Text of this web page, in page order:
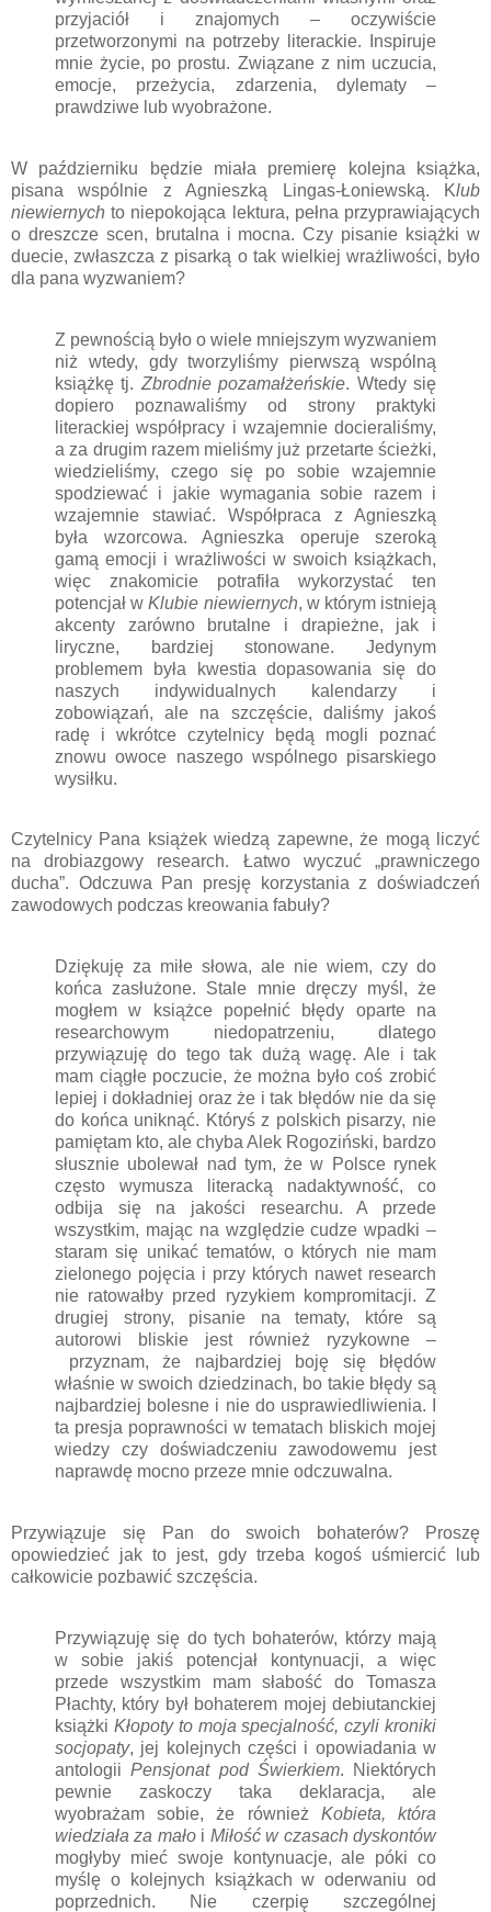
przyjaciół i znajomych – oczywiście
przetworzonymi na potrzeby literackie. Inspiruje
mnie życie, po prostu. Związane z nim uczucia,
emocje, przeżycia, zdarzenia, dylematy –
prawdziwe lub wyobrażone.
W październiku będzie miała premierę kolejna książka,
pisana wspólnie z Agnieszką Lingas-Łoniewską. Klub
niewiernych to niepokojąca lektura, pełna przyprawiających
o dreszcze scen, brutalna i mocna. Czy pisanie książki w
duecie, zwłaszcza z pisarką o tak wielkiej wrażliwości, było
dla pana wyzwaniem?
Z pewnością było o wiele mniejszym wyzwaniem
niż wtedy, gdy tworzyliśmy pierwszą wspólną
książkę tj. Zbrodnie pozamałżeńskie. Wtedy się
dopiero poznawaliśmy od strony praktyki
literackiej współpracy i wzajemnie docieraliśmy,
a za drugim razem mieliśmy już przetarte ścieżki,
wiedzieliśmy, czego się po sobie wzajemnie
spodziewać i jakie wymagania sobie razem i
wzajemnie stawiać. Współpraca z Agnieszką
była wzorcowa. Agnieszka operuje szeroką
gamą emocji i wrażliwości w swoich książkach,
więc znakomicie potrafiła wykorzystać ten
potencjał w Klubie niewiernych, w którym istnieją
akcenty zarówno brutalne i drapieżne, jak i
liryczne, bardziej stonowane. Jedynym
problemem była kwestia dopasowania się do
naszych indywidualnych kalendarzy i
zobowiązań, ale na szczęście, daliśmy jakoś
radę i wkrótce czytelnicy będą mogli poznać
znowu owoce naszego wspólnego pisarskiego
wysiłku.
Czytelnicy Pana książek wiedzą zapewne, że mogą liczyć
na drobiazgowy research. Łatwo wyczuć „prawniczego
ducha”. Odczuwa Pan presję korzystania z doświadczeń
zawodowych podczas kreowania fabuły?
Dziękuję za miłe słowa, ale nie wiem, czy do
końca zasłużone. Stale mnie dręczy myśl, że
mogłem w książce popełnić błędy oparte na
researchowym niedopatrzeniu, dlatego
przywiązuję do tego tak dużą wagę. Ale i tak
mam ciągłe poczucie, że można było coś zrobić
lepiej i dokładniej oraz że i tak błędów nie da się
do końca uniknąć. Któryś z polskich pisarzy, nie
pamiętam kto, ale chyba Alek Rogoziński, bardzo
słusznie ubolewał nad tym, że w Polsce rynek
często wymusza literacką nadaktywność, co
odbija się na jakości researchu. A przede
wszystkim, mając na względzie cudze wpadki –
staram się unikać tematów, o których nie mam
zielonego pojęcia i przy których nawet research
nie ratowałby przed ryzykiem kompromitacji. Z
drugiej strony, pisanie na tematy, które są
autorowi bliskie jest również ryzykowne –
przyznam, że najbardziej boję się błędów
właśnie w swoich dziedzinach, bo takie błędy są
najbardziej bolesne i nie do usprawiedliwienia. I
ta presja poprawności w tematach bliskich mojej
wiedzy czy doświadczeniu zawodowemu jest
naprawdę mocno przeze mnie odczuwalna.
Przywiązuje się Pan do swoich bohaterów? Proszę
opowiedzieć jak to jest, gdy trzeba kogoś uśmiercić lub
całkowicie pozbawić szczęścia.
Przywiązuję się do tych bohaterów, którzy mają
w sobie jakiś potencjał kontynuacji, a więc
przede wszystkim mam słabość do Tomasza
Płachty, który był bohaterem mojej debiutanckiej
książki Kłopoty to moja specjalność, czyli kroniki
socjopaty, jej kolejnych części i opowiadania w
antologiiPensjonat pod Świerkiem. Niektórych
pewnie zaskoczy taka deklaracja, ale
wyobrażam sobie, że również Kobieta, która
wiedziała za małoi Miłość w czasach dyskontów
mogłyby mieć swoje kontynuacje, ale póki co
myślę o kolejnych książkach w oderwaniu od
poprzednich. Nie czerpię szczególnej